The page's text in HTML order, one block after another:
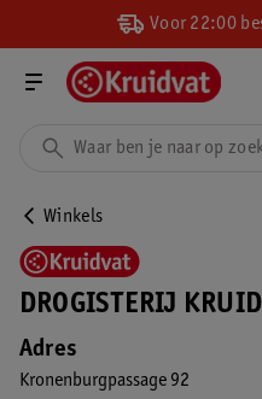
Voor 22:00
Winkels
DROGISTERIJ
Adres
Kronenburgpassage 92